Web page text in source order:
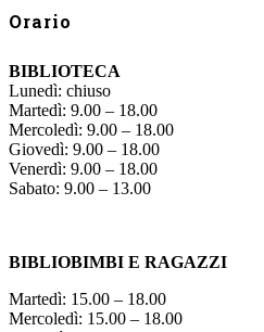
Orario
BIBLIOTECA
Lunedì: chiuso
Martedì: 9.00 – 18.00
Mercoledì: 9.00 – 18.00
Giovedì: 9.00 – 18.00
Venerdì: 9.00 – 18.00
Sabato: 9.00 – 13.00
BIBLIOBIMBI E RAGAZZI
Martedì: 15.00 – 18.00
Mercoledì: 15.00 – 18.00